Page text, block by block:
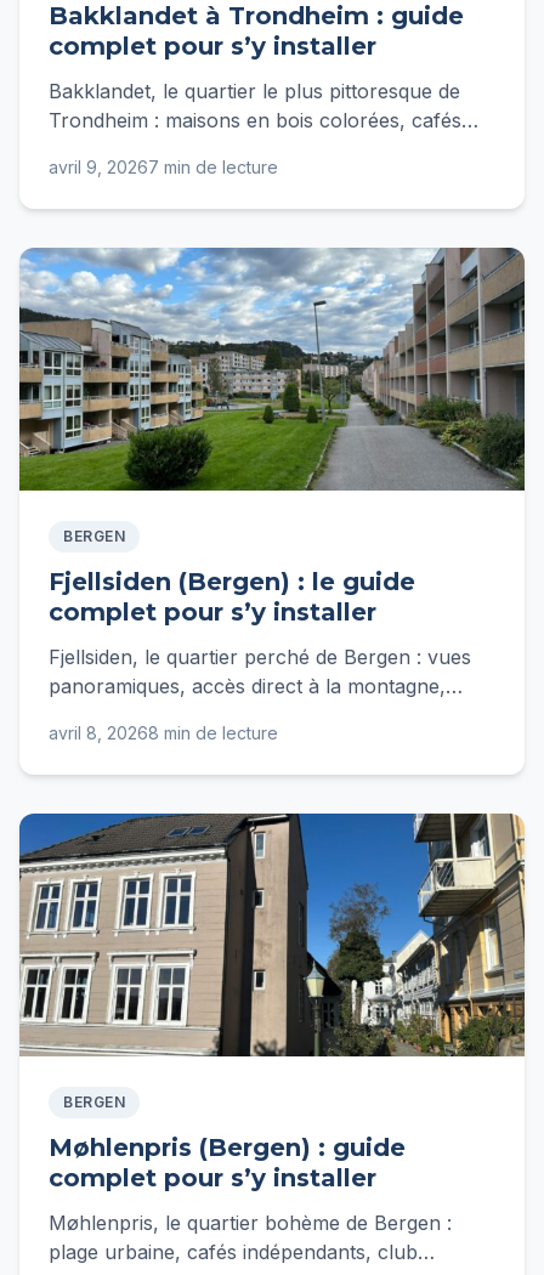
Bakklandet à Trondheim : guide
complet pour s’y installer
Bakklandet, le quartier le plus pittoresque de
Trondheim : maisons en bois colorées, cafés
loyers, transports et vie de quartier.
avril 9, 20267 min de lecture
BERGEN
Fjellsiden (Bergen) : le guide
complet pour s’y installer
Fjellsiden, le quartier perché de Bergen : vues
panoramiques, accès direct à la montagne,
expatriés français.
avril 8, 20268 min de lecture
BERGEN
Møhlenpris (Bergen) : guide
complet pour s’y installer
Møhlenpris, le quartier bohème de Bergen :
plage urbaine, cafés indépendants, club